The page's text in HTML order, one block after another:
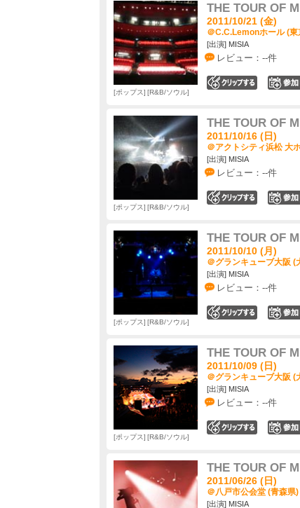
THE TOUR OF
2011/10/21 (金)
＠C.C.Lemonホール (東
[出演] MISIA
レビュー：--件
ポップス R&B/ソウル
THE TOUR OF
2011/10/16 (日)
＠アクトシティ浜松 大
[出演] MISIA
レビュー：--件
ポップス R&B/ソウル
THE TOUR OF
2011/10/10 (月)
＠グランキューブ大阪 (
[出演] MISIA
レビュー：--件
ポップス R&B/ソウル
THE TOUR OF
2011/10/09 (日)
＠グランキューブ大阪 (
[出演] MISIA
レビュー：--件
ポップス R&B/ソウル
THE TOUR OF
2011/06/26 (日)
＠八戸市公会堂 (青森県)
[出演] MISIA